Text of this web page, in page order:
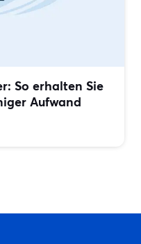
So erhalten Sie
Aufwand